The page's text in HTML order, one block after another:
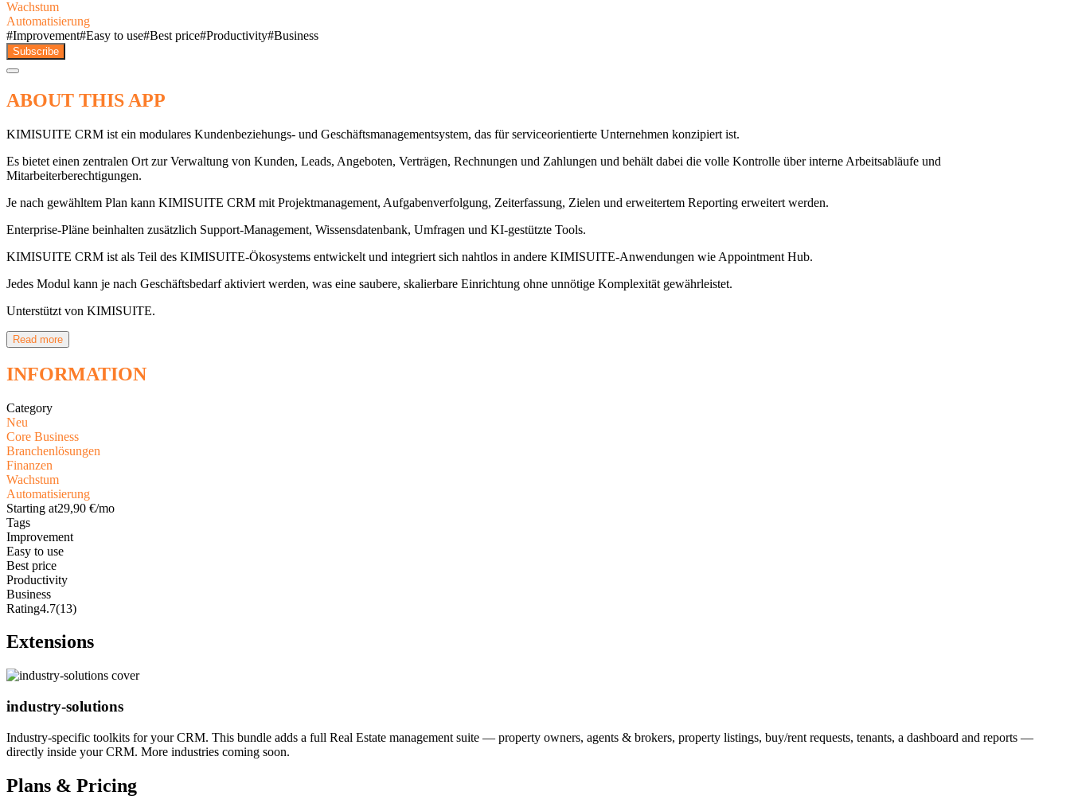
Wachstum
Automatisierung
#Improvement#Easy to use#Best price#Productivity#Business
Subscribe
ABOUT THIS APP
KIMISUITE CRM ist ein modulares Kundenbeziehungs- und Geschäftsmanagementsystem, das für serviceorientierte Unternehmen konzipiert ist.
Es bietet einen zentralen Ort zur Verwaltung von Kunden, Leads, Angeboten, Verträgen, Rechnungen und Zahlungen und behält dabei die volle Kontrolle über interne Arbeitsabläufe und
Mitarbeiterberechtigungen.
Je nach gewähltem Plan kann KIMISUITE CRM mit Projektmanagement, Aufgabenverfolgung, Zeiterfassung, Zielen und erweitertem Reporting erweitert werden.
Enterprise-Pläne beinhalten zusätzlich Support-Management, Wissensdatenbank, Umfragen und KI-gestützte Tools.
KIMISUITE CRM ist als Teil des KIMISUITE-Ökosystems entwickelt und integriert sich nahtlos in andere KIMISUITE-Anwendungen wie Appointment Hub.
Jedes Modul kann je nach Geschäftsbedarf aktiviert werden, was eine saubere, skalierbare Einrichtung ohne unnötige Komplexität gewährleistet.
Unterstützt von KIMISUITE.
Read more
INFORMATION
Category
Neu
Core Business
Branchenlösungen
Finanzen
Wachstum
Automatisierung
Starting at29,90 €/mo
Tags
Improvement
Easy to use
Best price
Productivity
Business
Rating4.7(13)
Extensions
industry-solutions
Industry-specific toolkits for your CRM. This bundle adds a full Real Estate management suite — property owners, agents & brokers, property listings, buy/rent requests, tenants, a dashboard and reports —
directly inside your CRM. More industries coming soon.
Plans & Pricing